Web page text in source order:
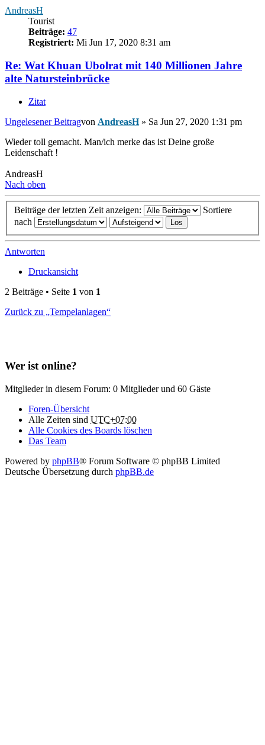
AndreasH
Tourist
Beiträge: 47
Registriert: Mi Jun 17, 2020 8:31 am
Re: Wat Khuan Ubolrat mit 140 Millionen Jahre
alte Natursteinbrücke
Zitat
Ungelesener Beitragvon AndreasH» Sa Jun 27, 2020 1:31 pm
Wieder toll gemacht. Man/ich merke das ist Deine große
Leidenschaft !
AndreasH
Nach oben
Beiträge der letzten Zeit anzeigen:
Sortiere
nach
Antworten
Druckansicht
2 Beiträge • Seite 1 von 1
Zurück zu „Tempelanlagen“
Wer ist online?
Mitglieder in diesem Forum: 0 Mitglieder und 60 Gäste
Foren-Übersicht
Alle Zeiten sind UTC+07:00
Alle Cookies des Boards löschen
Das Team
Powered by phpBB® Forum Software © phpBB Limited
Deutsche Übersetzung durch phpBB.de